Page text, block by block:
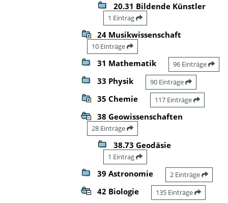
20.31 Bildende Künstler
1 Eintrag
24 Musikwissenschaft
10 Einträge
31 Mathematik 96 Einträge
33 Physik 90 Einträge
35 Chemie 117 Einträge
38 Geowissenschaften
28 Einträge
38.73 Geodäsie
1 Eintrag
39 Astronomie 2 Einträge
42 Biologie 135 Einträge